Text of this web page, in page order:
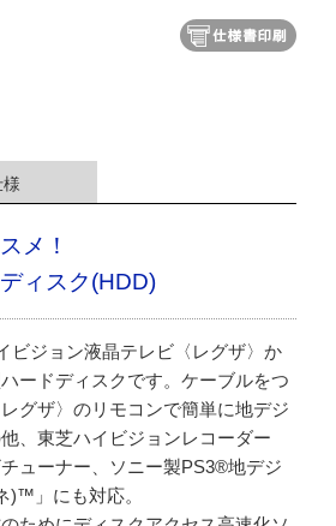
メ！
ィスク(HDD)
ビジョン液晶テレビ〈レグザ〉か
ードディスクです。ケーブルをつ
グザ〉のリモコンで簡単に地デジ
、東芝ハイビジョンレコーダー
ューナー、ソニー製PS3®地デジ
)™」にも対応。